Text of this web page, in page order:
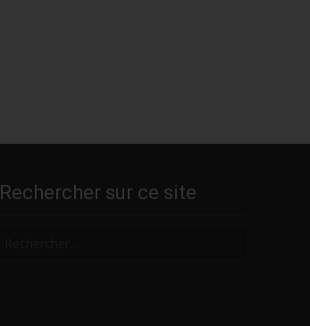
Rechercher sur ce site